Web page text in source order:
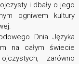
i dbały o jego
ogniwem kultury
Dnia Języka
na całym świecie
zarówno